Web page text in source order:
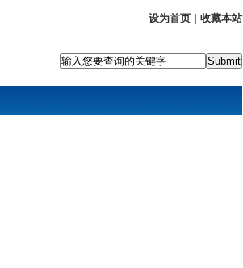
设为首页 收藏本站